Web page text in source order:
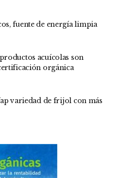
fuente de energía limpia
acuícolas son
orgánica
variedad de frijol con más